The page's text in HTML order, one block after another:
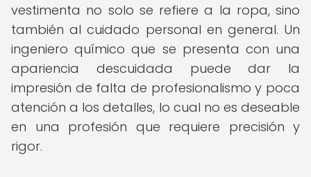
vestimenta no solo se refiere a la ropa, sino
también al cuidado personal en general. Un
ingeniero químico que se presenta con una
apariencia descuidada puede dar la
impresión de falta de profesionalismo y poca
atención a los detalles, lo cual no es deseable
en una profesión que requiere precisión y
rigor.